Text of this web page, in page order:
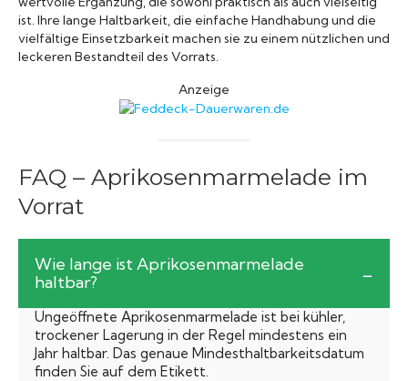
ist. Ihre lange Haltbarkeit, die einfache Handhabung und die
vielfältige Einsetzbarkeit machen sie zu einem nützlichen und
leckeren Bestandteil des Vorrats.
Anzeige
FAQ – Aprikosenmarmelade im
Vorrat
Wie lange ist Aprikosenmarmelade
haltbar?
Ungeöffnete Aprikosenmarmelade ist bei kühler,
trockener Lagerung in der Regel mindestens ein
Jahr haltbar. Das genaue Mindesthaltbarkeitsdatum
finden Sie auf dem Etikett.